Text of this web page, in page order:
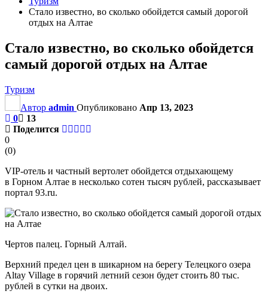
Стало известно, во сколько обойдется самый дорогой
отдых на Алтае
Стало известно, во сколько обойдется
самый дорогой отдых на Алтае
Туризм
Автор admin Опубликовано Апр 13, 2023
0
13
Поделится
0
(0)
VIP-отель и частный вертолет обойдется отдыхающему
в Горном Алтае в несколько сотен тысяч рублей, рассказывает
портал 93.ru.
Чертов палец. Горный Алтай.
Верхний предел цен в шикарном на берегу Телецкого озера
Altay Village в горячий летний сезон будет стоить 80 тыс.
рублей в сутки на двоих.